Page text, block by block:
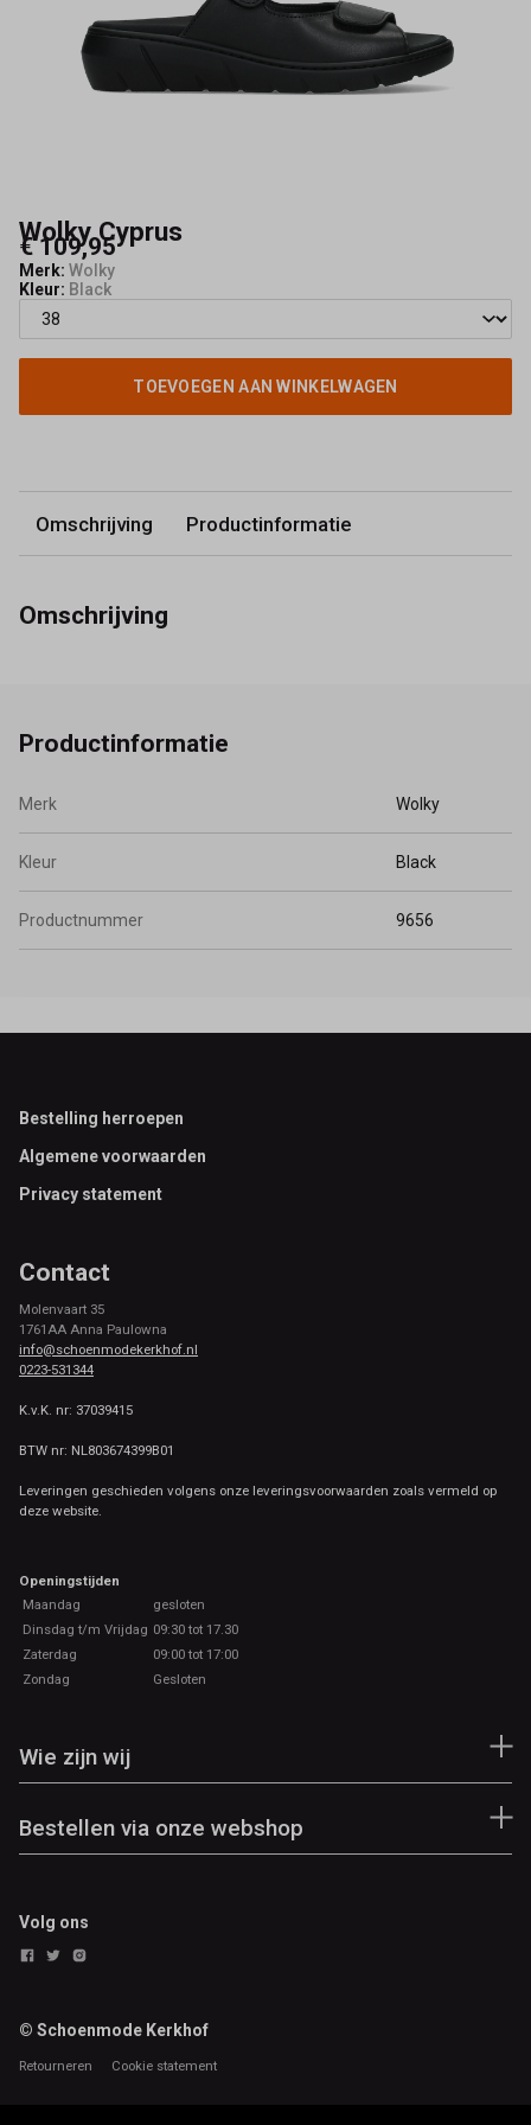
Wolky Cyprus
€ 109,95
Merk: Wolky
Kleur: Black
TOEVOEGEN AAN WINKELWAGEN
Omschrijving Productinformatie
Omschrijving
Productinformatie
Merk Wolky
Kleur Black
Productnummer 9656
Footer
Bestelling herroepen
Algemene voorwaarden
Privacy statement
Contact
Molenvaart 35
1761AA Anna Paulowna
info@schoenmodekerkhof.nl
0223-531344
K.v.K. nr: 37039415
BTW nr: NL803674399B01
Leveringen geschieden volgens onze leveringsvoorwaarden zoals vermeld op
deze website.
Openingstijden
Maandag
gesloten
Dinsdag t/m Vrijdag 09:30 tot 17.30
Zaterdag
09:00 tot 17:00
Zondag
Gesloten
Wie zijn wij
Bestellen via onze webshop
Volg ons
© Schoenmode Kerkhof
Retourneren Cookie statement